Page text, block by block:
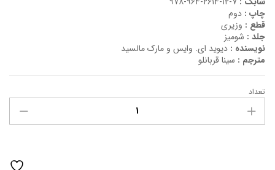
چاپ : دوم
قطع : وزیری
جلد : شومیز
نویسنده : دیوید ای. وایس و مارک مالسید
مترجم : سینا قربانلو
کتاب
سرگذشت
شگفت
تعداد